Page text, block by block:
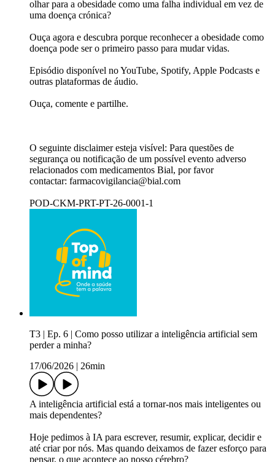
olhar para a obesidade como uma falha individual em vez de
uma doença crónica?​
Ouça agora e descubra porque reconhecer a obesidade como
doença pode ser o primeiro passo para mudar vidas.​
Episódio disponível no YouTube, Spotify, Apple Podcasts e
outras plataformas de áudio.​
Ouça, comente e partilhe.​
O seguinte disclaimer esteja visível: Para questões de
segurança ou notificação de um possível evento adverso
relacionados com medicamentos Bial, por favor
contactar: farmacovigilancia@bial.com
POD-CKM-PRT-PT-26-0001-1
T3 | Ep. 6 | Como posso utilizar a inteligência artificial sem
perder a minha?​
17/06/2026
26min
A inteligência artificial está a tornar-nos mais inteligentes ou
mais dependentes?​
Hoje pedimos à IA para escrever, resumir, explicar, decidir e
até criar por nós. Mas quando deixamos de fazer esforço para
pensar, o que acontece ao nosso cérebro?​